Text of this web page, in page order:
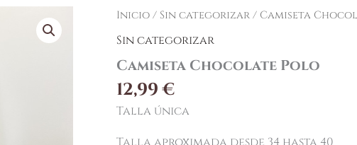
Inicio/ Sin categorizar/ Camiseta
Sin categorizar
Camiseta Chocolate Polo
12,99€
Talla única